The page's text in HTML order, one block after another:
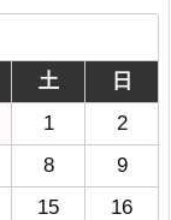
土
日
1
2
8
9
15
16